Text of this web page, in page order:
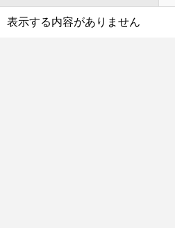
表示する内容がありません